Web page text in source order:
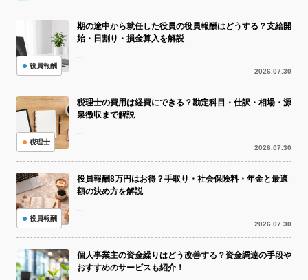
期の途中から就任した役員の役員報酬はどうする？支給開
始・日割り・損金算入を解説
...
2026.07.30
役員報酬
税理士の費用は経費にできる？勘定科目・仕訳・相場・源
泉徴収まで解説
...
2026.07.30
税理士
役員報酬8万円はお得？手取り・社会保険料・年金と最適
額の決め方を解説
...
2026.07.30
役員報酬
個人事業主の資金繰りはどう改善する？資金調達の手段や
おすすめのサービスも紹介！